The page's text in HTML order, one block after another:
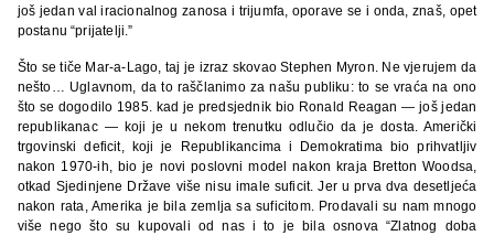
još jedan val iracionalnog zanosa i trijumfa, oporave se i onda, znaš, opet
postanu “prijatelji.”
Što se tiče Mar-a-Lago, taj je izraz skovao Stephen Myron. Ne vjerujem da
nešto… Uglavnom, da to raščlanimo za našu publiku: to se vraća na ono
što se dogodilo 1985. kad je predsjednik bio Ronald Reagan — još jedan
republikanac — koji je u nekom trenutku odlučio da je dosta. Američki
trgovinski deficit, koji je Republikancima i Demokratima bio prihvatljiv
nakon 1970-ih, bio je novi poslovni model nakon kraja Bretton Woodsa,
otkad Sjedinjene Države više nisu imale suficit. Jer u prva dva desetljeća
nakon rata, Amerika je bila zemlja sa suficitom. Prodavali su nam mnogo
više nego što su kupovali od nas i to je bila osnova “Zlatnog doba